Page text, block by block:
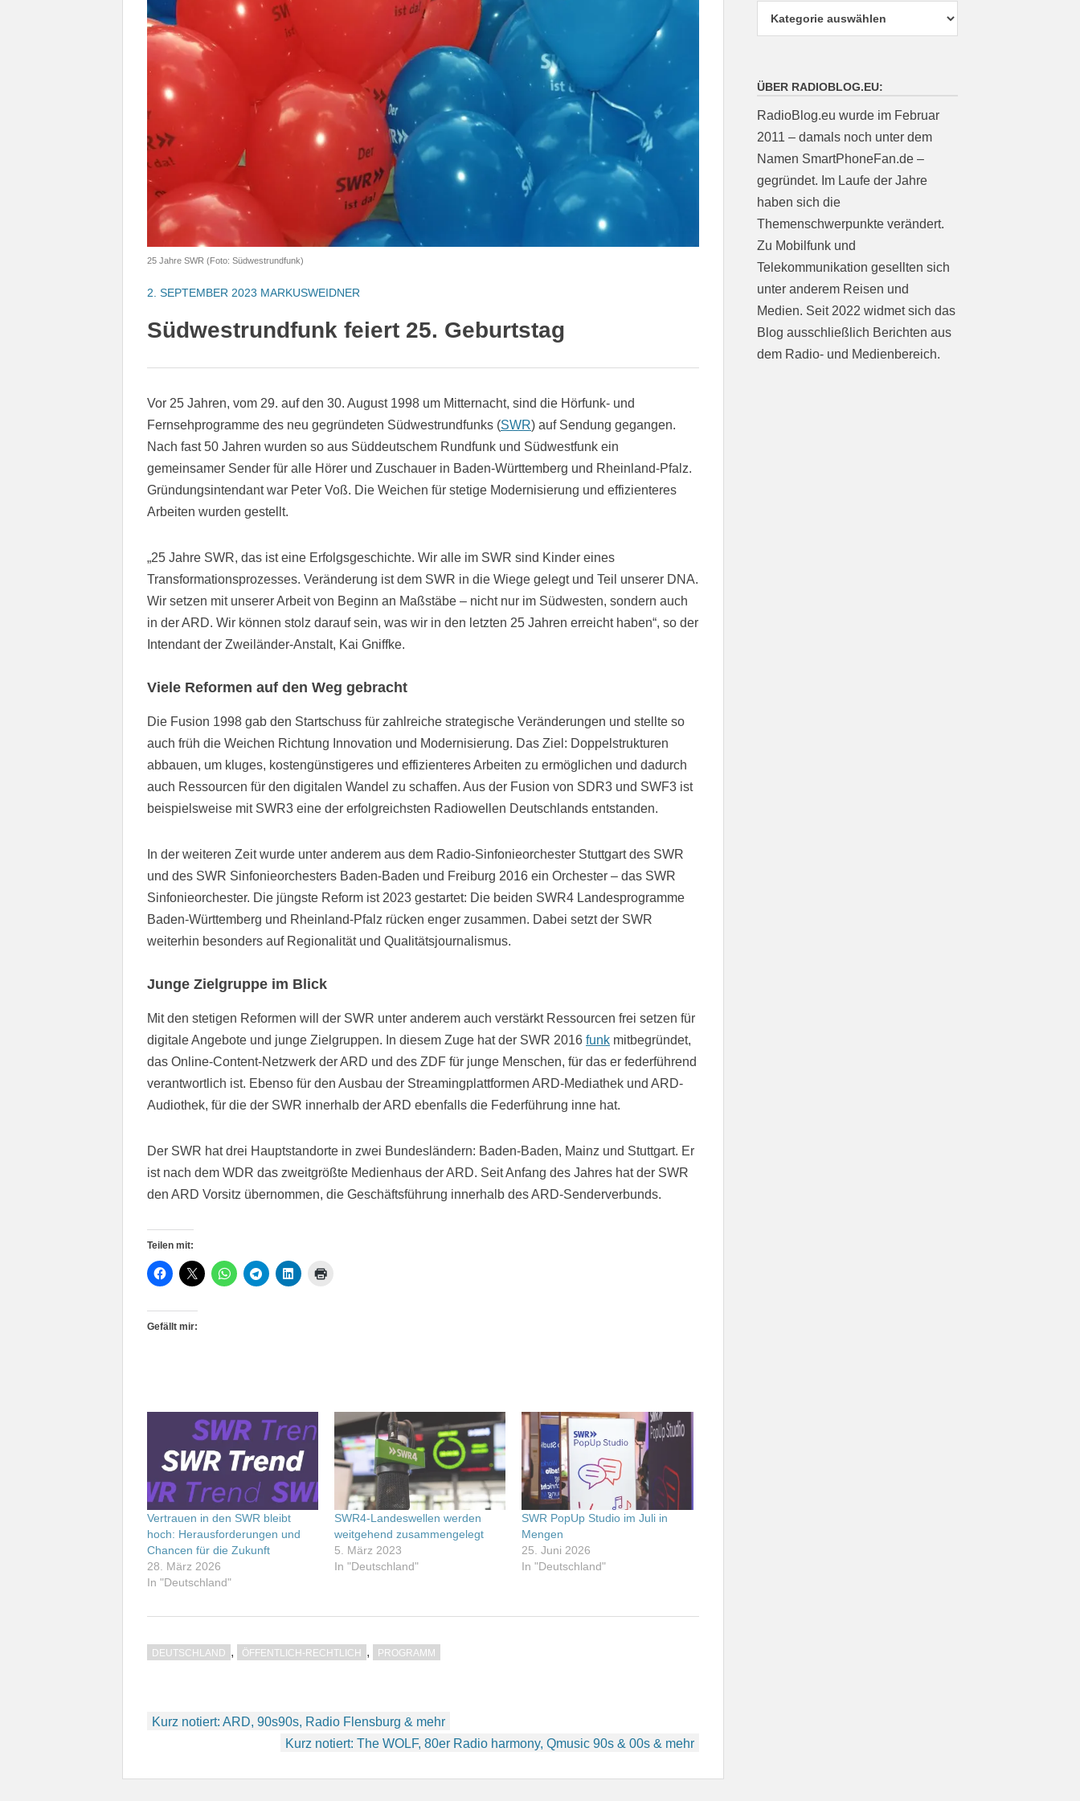
25 Jahre SWR (Foto: Südwestrundfunk)
2. SEPTEMBER 2023 MARKUSWEIDNER
Südwestrundfunk feiert 25. Geburtstag
Vor 25 Jahren, vom 29. auf den 30. August 1998 um Mitternacht, sind die Hörfunk- und
Fernsehprogramme des neu gegründeten Südwestrundfunks (SWR) auf Sendung gegangen.
Nach fast 50 Jahren wurden so aus Süddeutschem Rundfunk und Südwestfunk ein
gemeinsamer Sender für alle Hörer und Zuschauer in Baden-Württemberg und Rheinland-Pfalz.
Gründungsintendant war Peter Voß. Die Weichen für stetige Modernisierung und effizienteres
Arbeiten wurden gestellt.
„25 Jahre SWR, das ist eine Erfolgsgeschichte. Wir alle im SWR sind Kinder eines
Transformationsprozesses. Veränderung ist dem SWR in die Wiege gelegt und Teil unserer DNA.
Wir setzen mit unserer Arbeit von Beginn an Maßstäbe – nicht nur im Südwesten, sondern auch
in der ARD. Wir können stolz darauf sein, was wir in den letzten 25 Jahren erreicht haben“, so der
Intendant der Zweiländer-Anstalt, Kai Gniffke.
Viele Reformen auf den Weg gebracht
Die Fusion 1998 gab den Startschuss für zahlreiche strategische Veränderungen und stellte so
auch früh die Weichen Richtung Innovation und Modernisierung. Das Ziel: Doppelstrukturen
abbauen, um kluges, kostengünstigeres und effizienteres Arbeiten zu ermöglichen und dadurch
auch Ressourcen für den digitalen Wandel zu schaffen. Aus der Fusion von SDR3 und SWF3 ist
beispielsweise mit SWR3 eine der erfolgreichsten Radiowellen Deutschlands entstanden.
In der weiteren Zeit wurde unter anderem aus dem Radio-Sinfonieorchester Stuttgart des SWR
und des SWR Sinfonieorchesters Baden-Baden und Freiburg 2016 ein Orchester – das SWR
Sinfonieorchester. Die jüngste Reform ist 2023 gestartet: Die beiden SWR4 Landesprogramme
Baden-Württemberg und Rheinland-Pfalz rücken enger zusammen. Dabei setzt der SWR
weiterhin besonders auf Regionalität und Qualitätsjournalismus.
Junge Zielgruppe im Blick
Mit den stetigen Reformen will der SWR unter anderem auch verstärkt Ressourcen frei setzen für
digitale Angebote und junge Zielgruppen. In diesem Zuge hat der SWR 2016 funk mitbegründet,
das Online-Content-Netzwerk der ARD und des ZDF für junge Menschen, für das er federführend
verantwortlich ist. Ebenso für den Ausbau der Streamingplattformen ARD-Mediathek und ARD-
Audiothek, für die der SWR innerhalb der ARD ebenfalls die Federführung inne hat.
Der SWR hat drei Hauptstandorte in zwei Bundesländern: Baden-Baden, Mainz und Stuttgart. Er
ist nach dem WDR das zweitgrößte Medienhaus der ARD. Seit Anfang des Jahres hat der SWR
den ARD Vorsitz übernommen, die Geschäftsführung innerhalb des ARD-Senderverbunds.
Teilen mit:
Gefällt mir:
Vertrauen in den SWR bleibt
hoch: Herausforderungen und
Chancen für die Zukunft
28. März 2026
In "Deutschland"
SWR4-Landeswellen werden
weitgehend zusammengelegt
5. März 2023
In "Deutschland"
SWR PopUp Studio im Juli in
Mengen
25. Juni 2026
In "Deutschland"
DEUTSCHLAND , ÖFFENTLICH-RECHTLICH , PROGRAMM
Beitragsnavigation
Kurz notiert: ARD, 90s90s, Radio Flensburg & mehr
Kurz notiert: The WOLF, 80er Radio harmony, Qmusic 90s & 00s & mehr
ÜBER RADIOBLOG.EU:
RadioBlog.eu wurde im Februar
2011 – damals noch unter dem
Namen SmartPhoneFan.de –
gegründet. Im Laufe der Jahre
haben sich die
Themenschwerpunkte verändert.
Zu Mobilfunk und
Telekommunikation gesellten sich
unter anderem Reisen und
Medien. Seit 2022 widmet sich das
Blog ausschließlich Berichten aus
dem Radio- und Medienbereich.